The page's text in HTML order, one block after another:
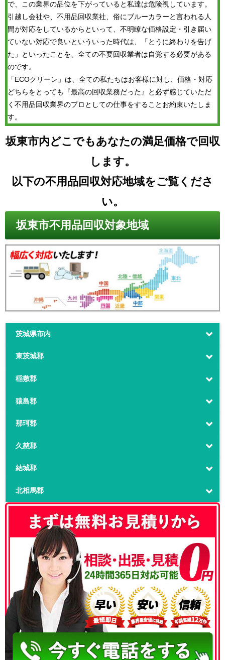
で、この業界の品位を下がっていると私達は危険視しています。
引越し会社や、不用品回収業社、俗にブルーカラーと言われる人
間が対応をしているからといって、不明瞭な価格設定・引き届い
ていない対応で良いといういった時代は、「とうに終わりを告げ
た」といったことを、全ての不要回収業者は自覚する必要がある
のです。
「ECOクリーン」は、全ての私たちはお客様に対し、価格・対応
どちらをとっても『最高の回収業務だった』と必ず感じていただ
く不用品回収業界のプロとしての仕事をすることお約束いたしま
す。
坂東市内どこでもあなたの満足価格で回収
します。
以下の不用品回収対応地域をご覧くださ
い。
坂東市不用品回収対象地域
茨城県市内
東茨城郡
稲敷郡
猿島郡
那珂郡
久慈郡
結城郡
北相馬郡
050-3186-4780